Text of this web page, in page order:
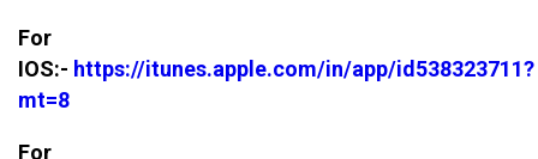
For
IOS:- https://itunes.apple.com/in/app/id538323711?
mt=8
For